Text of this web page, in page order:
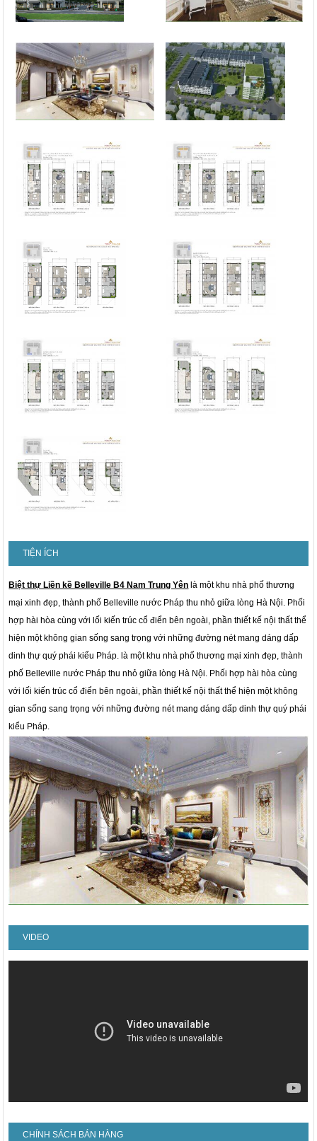
TIỆN ÍCH
Biệt thự Liền kề Belleville B4 Nam Trung Yên là một khu nhà phố thương
mại xinh đẹp, thành phố Belleville nước Pháp thu nhỏ giữa lòng Hà Nội. Phối
hợp hài hòa cùng với lối kiến trúc cổ điển bên ngoài, phần thiết kế nội thất thể
hiện một không gian sống sang trọng với những đường nét mang dáng dấp
dinh thự quý phái kiểu Pháp. là một khu nhà phố thương mại xinh đẹp, thành
phố Belleville nước Pháp thu nhỏ giữa lòng Hà Nội. Phối hợp hài hòa cùng
với lối kiến trúc cổ điển bên ngoài, phần thiết kế nội thất thể hiện một không
gian sống sang trọng với những đường nét mang dáng dấp dinh thự quý phái
kiểu Pháp.
VIDEO
CHÍNH SÁCH BÁN HÀNG